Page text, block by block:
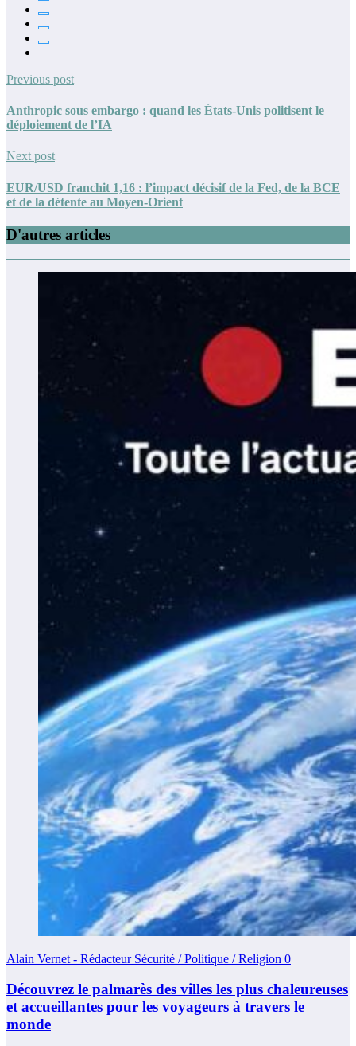
Previous post
Anthropic sous embargo : quand les États-Unis politisent le
déploiement de l’IA
Next post
EUR/USD franchit 1,16 : l’impact décisif de la Fed, de la BCE
et de la détente au Moyen-Orient
D'autres articles
Alain Vernet - Rédacteur Sécurité / Politique / Religion 0
Découvrez le palmarès des villes les plus chaleureuses
et accueillantes pour les voyageurs à travers le
monde